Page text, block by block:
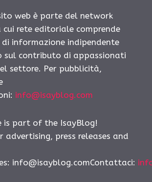
web è parte del network
cui rete editoriale comprende
informazione indipendente
sul contributo di appassionati
settore. Per pubblicità,
info@isayblog.com
is part of the IsayBlog!
advertising, press releases and
info@isayblog.comContattaci: